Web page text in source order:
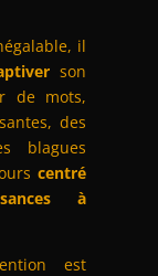
il
son
de mots,
des
blagues
centré
à
est